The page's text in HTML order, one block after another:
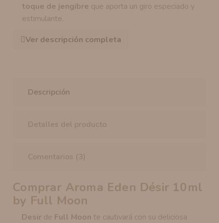
toque de jengibre que aporta un giro especiado y
estimulante.
Ver descripción completa
Descripción
Detalles del producto
Comentarios (3)
Comprar Aroma Eden Désir 10ml
by Full Moon
Desir de Full Moon te cautivará con su deliciosa